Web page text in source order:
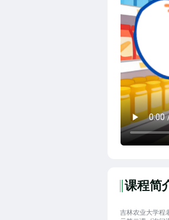
课程简
吉林农业大学程